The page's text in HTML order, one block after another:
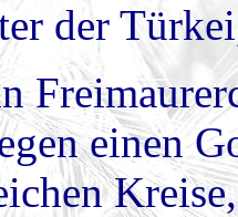
der
einen